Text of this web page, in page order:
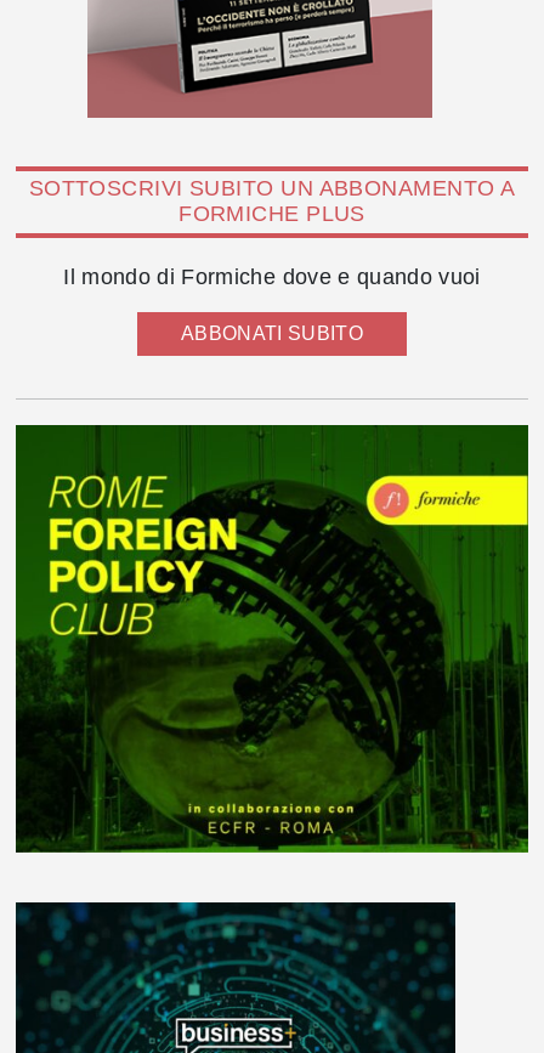
SOTTOSCRIVI SUBITO UN ABBONAMENTO A
FORMICHE PLUS
Il mondo di Formiche dove e quando vuoi
ABBONATI SUBITO